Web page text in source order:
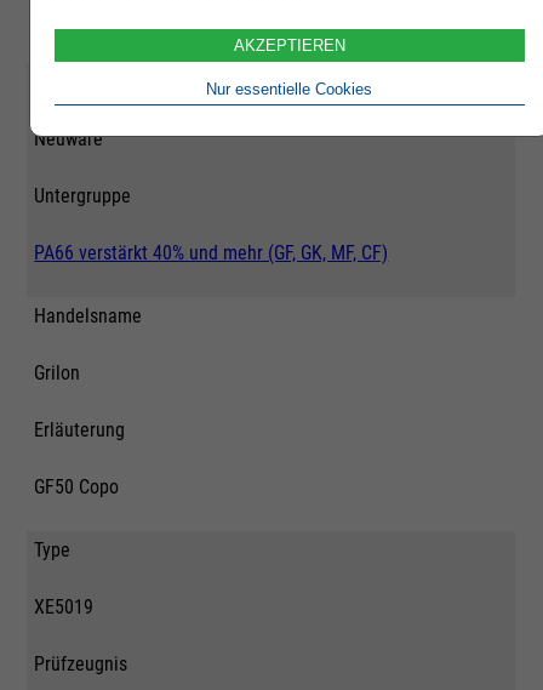
Neuware
Untergruppe
PA66 verstärkt 40% und mehr (GF, GK, MF, CF)
Handelsname
Grilon
Erläuterung
GF50 Copo
Type
XE5019
Prüfzeugnis
AKZEPTIEREN
Nur essentielle Cookies